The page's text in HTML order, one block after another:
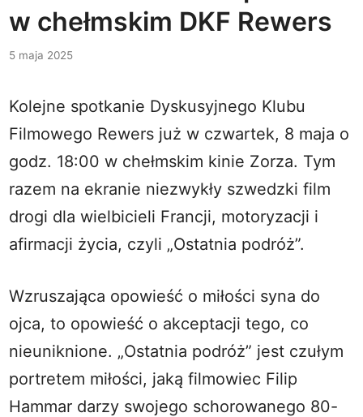
t
n
w chełmskim DKF Rewers
5 maja 2025
Kolejne spotkanie Dyskusyjnego Klubu
Filmowego Rewers już w czwartek, 8 maja o
godz. 18:00 w chełmskim kinie Zorza. Tym
razem na ekranie niezwykły szwedzki film
drogi dla wielbicieli Francji, motoryzacji i
afirmacji życia, czyli „Ostatnia podróż”.
Wzruszająca opowieść o miłości syna do
ojca, to opowieść o akceptacji tego, co
nieuniknione. „Ostatnia podróż” jest czułym
portretem miłości, jaką filmowiec Filip
Hammar darzy swojego schorowanego 80-